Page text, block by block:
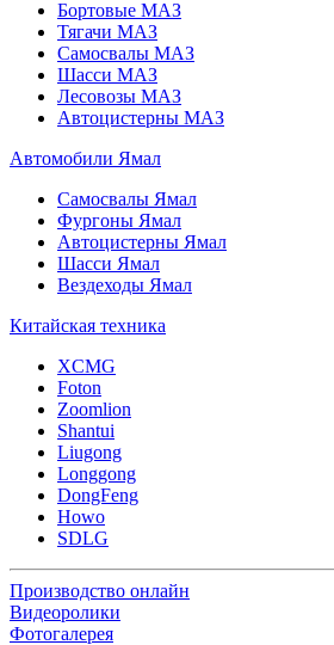
Бортовые МАЗ
Тягачи МАЗ
Самосвалы МАЗ
Шасси МАЗ
Лесовозы МАЗ
Автоцистерны МАЗ
Автомобили Ямал
Самосвалы Ямал
Фургоны Ямал
Автоцистерны Ямал
Шасси Ямал
Вездеходы Ямал
Китайская техника
XCMG
Foton
Zoomlion
Shantui
Liugong
Longgong
DongFeng
Howo
SDLG
Производство онлайн
Видеоролики
Фотогалерея